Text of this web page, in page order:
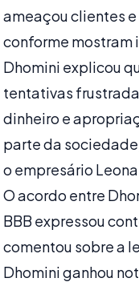
ameaçou clientes
conforme mostram
Dhomini explicou
tentativas
dinheiro e
parte da
o empresário
O acordo entre
BBB expressou
comentou sobre a
Dhomini ganhou